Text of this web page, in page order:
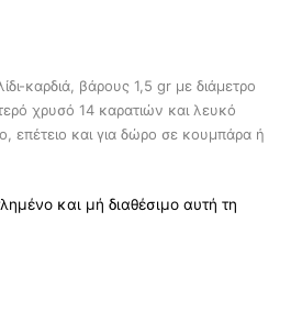
καρδιά, βάρους 1,5 gr με διάμετρο
χρυσό 14 καρατιών και λευκό
επέτειο και για δώρο σε κουμπάρα ή
και μή διαθέσιμο αυτή τη